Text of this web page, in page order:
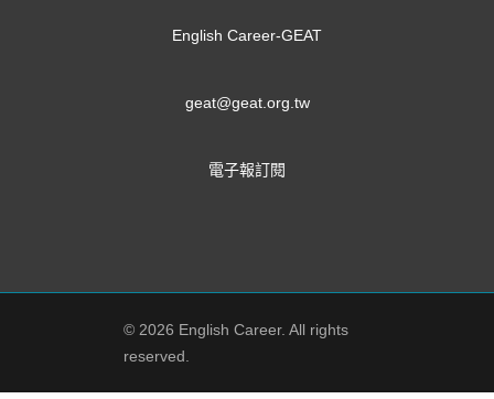
English Career-GEAT
geat@geat.org.tw
電子報訂閱
© 2026 English Career. All rights
reserved.